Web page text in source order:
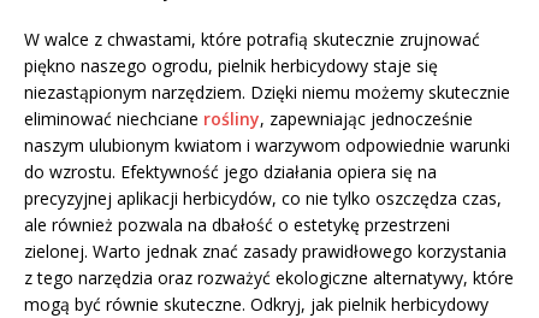
W walce z chwastami, które potrafią skutecznie zrujnować
piękno naszego ogrodu, pielnik herbicydowy staje się
niezastąpionym narzędziem. Dzięki niemu możemy skutecznie
eliminować niechciane rośliny, zapewniając jednocześnie
naszym ulubionym kwiatom i warzywom odpowiednie warunki
do wzrostu. Efektywność jego działania opiera się na
precyzyjnej aplikacji herbicydów, co nie tylko oszczędza czas,
ale również pozwala na dbałość o estetykę przestrzeni
zielonej. Warto jednak znać zasady prawidłowego korzystania
z tego narzędzia oraz rozważyć ekologiczne alternatywy, które
mogą być równie skuteczne. Odkryj, jak pielnik herbicydowy